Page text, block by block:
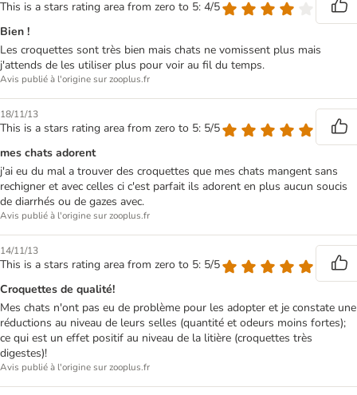
This is a stars rating area from zero to 5: 4/5
Bien !
Les croquettes sont très bien mais chats ne vomissent plus mais
j'attends de les utiliser plus pour voir au fil du temps.
Avis publié à l'origine sur zooplus.fr
18/11/13
This is a stars rating area from zero to 5: 5/5
mes chats adorent
j'ai eu du mal a trouver des croquettes que mes chats mangent sans
rechigner et avec celles ci c'est parfait ils adorent en plus aucun soucis
de diarrhés ou de gazes avec.
Avis publié à l'origine sur zooplus.fr
14/11/13
This is a stars rating area from zero to 5: 5/5
Croquettes de qualité!
Mes chats n'ont pas eu de problème pour les adopter et je constate une
réductions au niveau de leurs selles (quantité et odeurs moins fortes);
ce qui est un effet positif au niveau de la litière (croquettes très
digestes)!
Avis publié à l'origine sur zooplus.fr